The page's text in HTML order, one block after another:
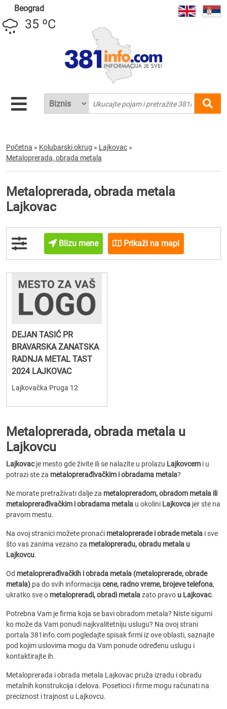
Beograd
35 ºC
Početna » Kolubarski okrug » Lajkovac »
Metaloprerada, obrada metala
Metaloprerada, obrada metala
Lajkovac
Blizu mene Prikaži na mapi
DEJAN TASIĆ PR
BRAVARSKA ZANATSKA
RADNJA METAL TAST
2024 LAJKOVAC
Lajkovačka Pruga 12
Metaloprerada, obrada metala u
Lajkovcu
Lajkovacje mesto gde živite ili se nalazite u prolazu Lajkovcem i u
potrazi ste za metaloprerađivačkim i obradama metala?
Ne morate pretraživati dalje za metalopreradom, obradom metala ili
metaloprerađivačkim i obradama metala u okolini Lajkovca jer ste na
pravom mestu.
Na ovoj stranici možete pronaći metaloprerade i obrade metala i sve
što vas zanima vezano za metalopreradu, obradu metala u
Lajkovcu.
Od metaloprerađivačkih i obrada metala (metaloprerade, obrade
metala) pa do svih informacija cene, radno vreme, brojeve telefona,
ukratko sve o metalopreradi, obradi metalazato pravo u Lajkovac.
Potrebna Vam je firma koja se bavi obradom metala? Niste sigurni
ko može da Vam ponudi najkvalitetniju uslugu? Na ovoj strani
portala 381info.com pogledajte spisak firmi iz ove oblasti, saznajte
pod kojim uslovima mogu da Vam ponude određenu uslugu i
kontaktirajte ih.
Metaloprerada i obrada metala Lajkovac pruža izradu i obradu
metalnih konstrukcija i delova. Posetioci i firme mogu računati na
preciznost i trajnost u Lajkovcu.